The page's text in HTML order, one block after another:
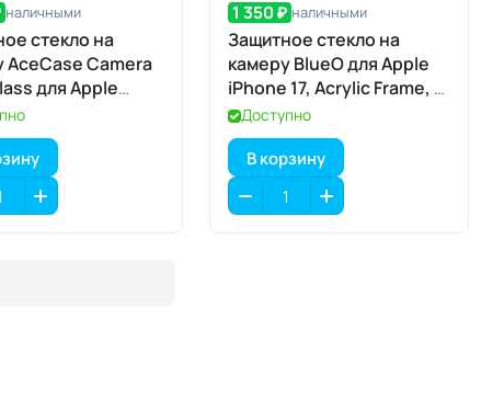
наличными
стекло на
AceCase Camera
для Apple
Pro / 17 Pro Max
1 350 ₽ наличными
Защитное стекло на
камеру BlueO для Apple
iPhone 17, Acrylic Frame, 2
шт., Clear (прозрачный), с
аппликатором
Доступно
В корзину